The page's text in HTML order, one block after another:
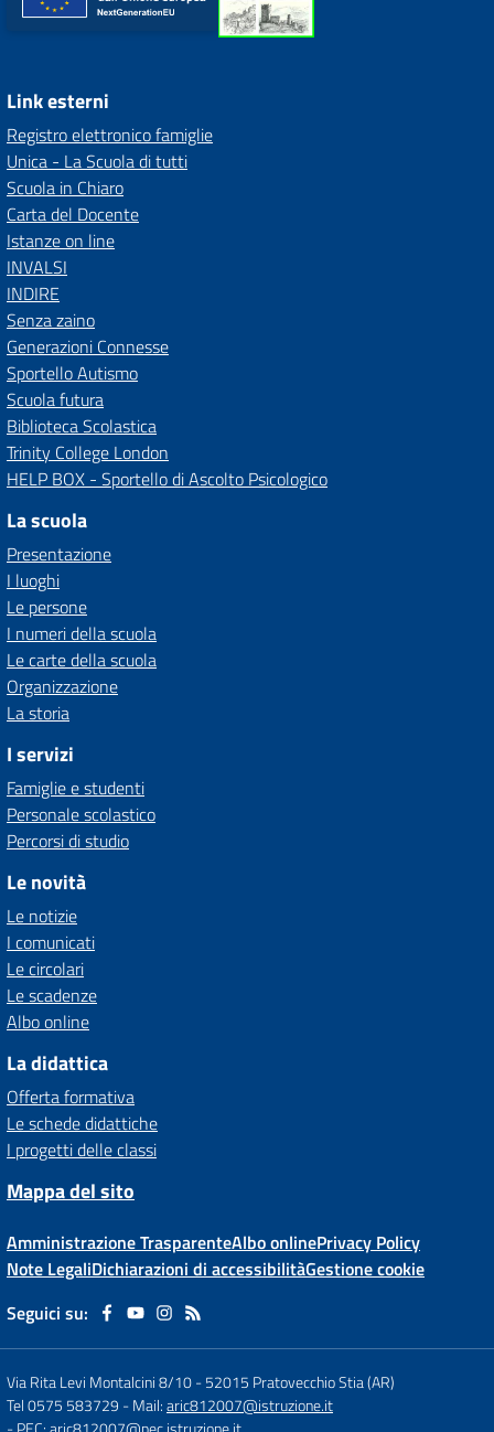
Link esterni
Registro elettronico famiglie
Unica - La Scuola di tutti
Scuola in Chiaro
Carta del Docente
Istanze on line
INVALSI
INDIRE
Senza zaino
Generazioni Connesse
Sportello Autismo
Scuola futura
Biblioteca Scolastica
Trinity College London
HELP BOX - Sportello di Ascolto Psicologico
La scuola
Presentazione
I luoghi
Le persone
I numeri della scuola
Le carte della scuola
Organizzazione
La storia
I servizi
Famiglie e studenti
Personale scolastico
Percorsi di studio
Le novità
Le notizie
I comunicati
Le circolari
Le scadenze
Albo online
La didattica
Offerta formativa
Le schede didattiche
I progetti delle classi
Mappa del sito
Amministrazione TrasparenteAlbo onlinePrivacy Policy
Note LegaliDichiarazioni di accessibilitàGestione cookie
Seguici su:
Via Rita Levi Montalcini 8/10-52015 Pratovecchio Stia (AR)
Tel 0575 583729 - Mail:aric812007@istruzione.it